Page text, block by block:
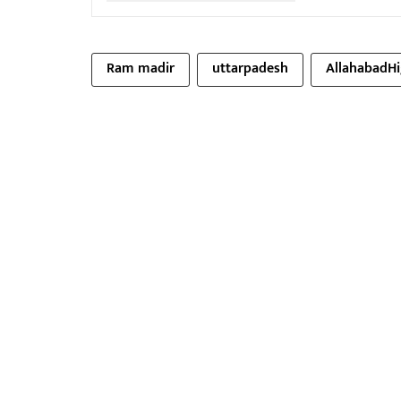
Ram madir uttarpadesh